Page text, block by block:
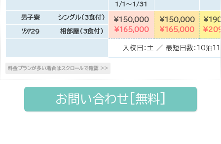
1/1～1/31
男子寮 シングル(3食付)
¥150,000
¥165,000
¥150,000
¥165,000
ｿｼｱ29 相部屋(3食付)
入校日：土 ／ 最短日数：10泊
お問い合わせ[無料]